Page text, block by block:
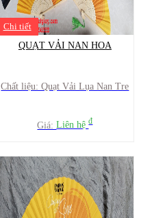
Chi tiết
QUẠT VẢI NAN HOA
Chất liệu: Quạt Vải Lụa Nan Tre
Giá:Liên hệđ